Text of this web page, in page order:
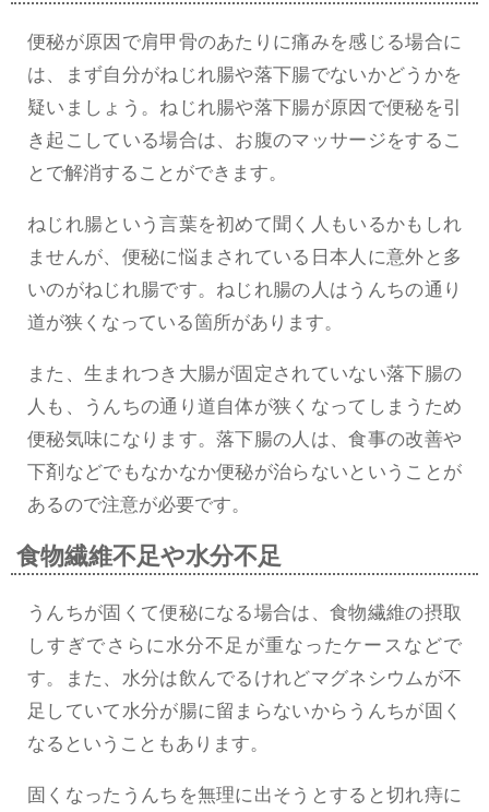
便秘が原因で肩甲骨のあたりに痛みを感じる場合に
は、まず自分がねじれ腸や落下腸でないかどうかを
疑いましょう。ねじれ腸や落下腸が原因で便秘を引
き起こしている場合は、お腹のマッサージをするこ
とで解消することができます。
ねじれ腸という言葉を初めて聞く人もいるかもしれ
ませんが、便秘に悩まされている日本人に意外と多
いのがねじれ腸です。ねじれ腸の人はうんちの通り
道が狭くなっている箇所があります。
また、生まれつき大腸が固定されていない落下腸の
人も、うんちの通り道自体が狭くなってしまうため
便秘気味になります。落下腸の人は、食事の改善や
下剤などでもなかなか便秘が治らないということが
あるので注意が必要です。
食物繊維不足や水分不足
うんちが固くて便秘になる場合は、食物繊維の摂取
しすぎでさらに水分不足が重なったケースなどで
す。また、水分は飲んでるけれどマグネシウムが不
足していて水分が腸に留まらないからうんちが固く
なるということもあります。
固くなったうんちを無理に出そうとすると切れ痔に